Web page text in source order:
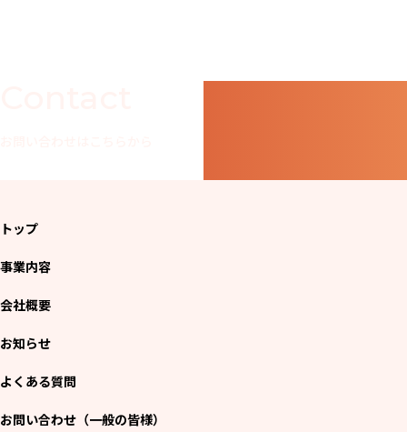
トップ
事業内容
会社概要
お知らせ
よくある質問
お問い合わせ（一般の皆様）